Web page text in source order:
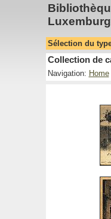
Sélection du
Collection de
Navigation: Home|